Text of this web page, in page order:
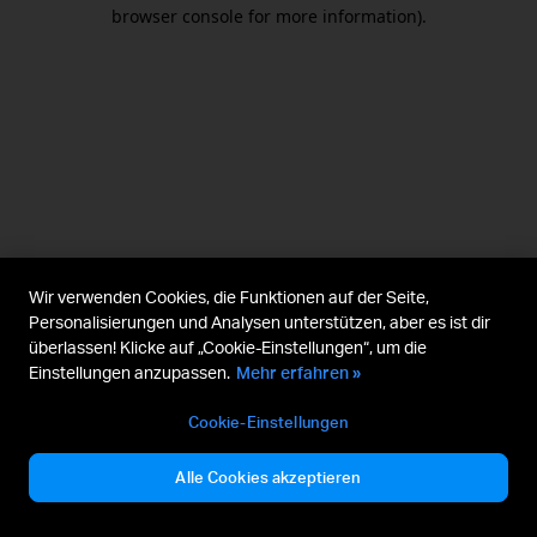
browser console for more information).
Wir verwenden Cookies, die Funktionen auf der Seite,
Personalisierungen und Analysen unterstützen, aber es ist dir
überlassen! Klicke auf „Cookie-Einstellungen“, um die
Einstellungen anzupassen. Mehr erfahren »
Cookie-Einstellungen
Alle Cookies akzeptieren